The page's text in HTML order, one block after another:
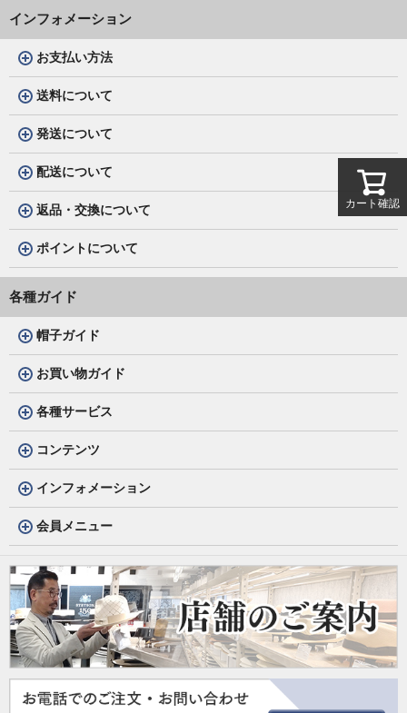
インフォメーション
お支払い方法
送料について
発送について
配送について
返品・交換について
ポイントについて
各種ガイド
帽子ガイド
お買い物ガイド
各種サービス
コンテンツ
インフォメーション
会員メニュー
カート確認